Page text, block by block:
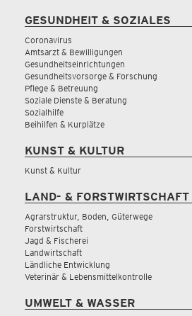
GESUNDHEIT & SOZIALES
Coronavirus
Amtsarzt & Bewilligungen
Gesundheitseinrichtungen
Gesundheitsvorsorge & Forschung
Pflege & Betreuung
Soziale Dienste & Beratung
Sozialhilfe
Beihilfen & Kurplätze
KUNST & KULTUR
Kunst & Kultur
LAND- & FORSTWIRTSCHAFT
Agrarstruktur, Boden, Güterwege
Forstwirtschaft
Jagd & Fischerei
Landwirtschaft
Ländliche Entwicklung
Veterinär & Lebensmittelkontrolle
UMWELT & WASSER